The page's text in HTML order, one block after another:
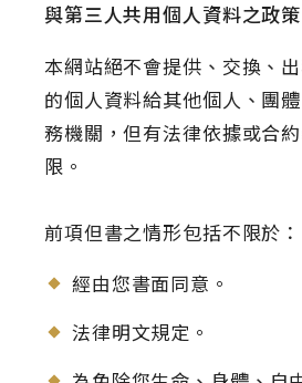
與第三人共用個人資料之政策
本網站絕不會提供、交換、
的個人資料給其他個人、團
務機關，但有法律依據或合
限。
前項但書之情形包括不限於：
經由您書面同意。
法律明文規定。